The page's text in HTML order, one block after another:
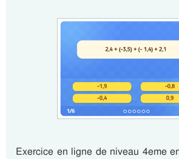
Exercice en ligne de niveau 4eme